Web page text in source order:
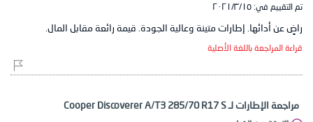
تم التقييم في: ١٥‏/٣‏/٢٠٢١
راضٍ عن أدائها. إطارات متينة وعالية الجودة. قيمة رائعة مقابل المال.
قراءة المراجعة باللغة الأصلية
مراجعة الإطارات لـ Cooper Discoverer A/T3 285/70 R17 S